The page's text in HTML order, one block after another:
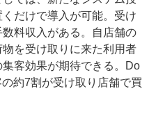
だけで導入が可能。受け
料収入がある。自店舗の
を受け取りに来た利用者
客効果が期待できる。Do
約7割が受け取り店舗で買